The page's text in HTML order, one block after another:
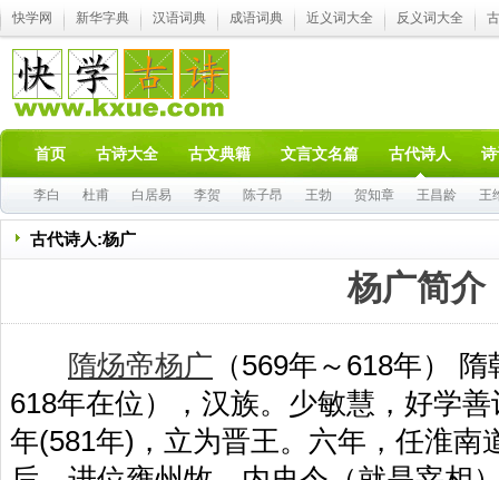
快学网 新华字典 汉语词典 成语词典 近义词大全 反义词大全
首页 古诗大全 古文典籍 文言文名篇 古代诗人
李白 杜甫 白居易 李贺 陈子昂 王勃 贺知章 王昌龄 王
古代诗人:杨广
杨广简介
隋炀帝杨广 （569年～618年）
618年在位），汉族。少敏慧，好学
年(581年)，立为晋王。六年，任淮南